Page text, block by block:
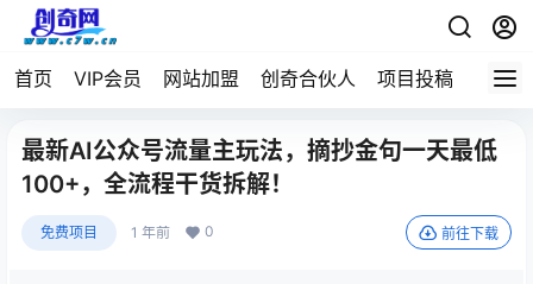
首页 VIP会员 网站加盟 创奇合伙人 项目投稿
最新AI公众号流量主玩法，摘抄金句一天最低
100+，全流程干货拆解！
免费项目 1 年前 0 前往下载